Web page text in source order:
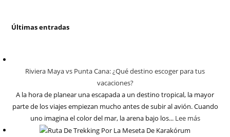
Últimas entradas
Riviera Maya vs Punta Cana: ¿Qué destino escoger para tus
vacaciones?
A la hora de planear una escapada a un destino tropical, la mayor
parte de los viajes empiezan mucho antes de subir al avión. Cuando
uno imagina el color del mar, la arena bajo los... Lee más